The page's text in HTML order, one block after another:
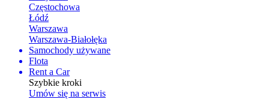
Częstochowa
Łódź
Warszawa
Warszawa-Białołęka
Samochody używane
Flota
Rent a Car
Szybkie kroki
Umów się na serwis